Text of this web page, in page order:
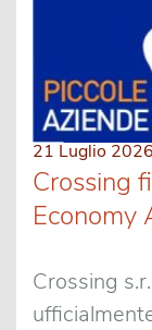
21 Luglio 2026
Crossing
Economy
Crossing